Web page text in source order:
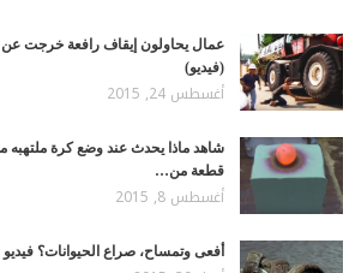
عمال يحاولون إيقاف رافعة خرجت
(فيديو)
أغسطس 24, 2015
شاهد ماذا يحدث عند وضع كرة ملتهبه
قطعة من…
أغسطس 8, 2015
أفعى وتمساح، صراع الحيوانات؟ فيديو